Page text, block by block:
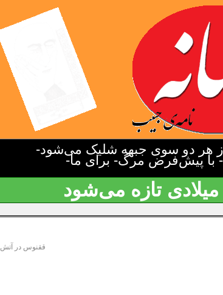
هر دو سوی جبهه شلیک می‌شود-
با پیش‌فرض مرگ- برای ما-
تازه می‌شود
ققنوس در آتش